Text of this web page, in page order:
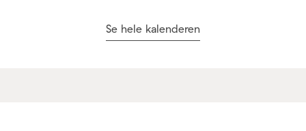
Se hele kalenderen